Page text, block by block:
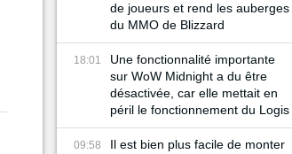
de joueurs et rend les auberges
du MMO de Blizzard
18:01
Une fonctionnalité importante
sur WoW Midnight a du être
désactivée, car elle mettait en
péril le fonctionnement du Logis
09:58
Il est bien plus facile de monter